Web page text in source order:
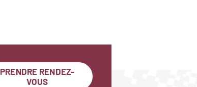
PRENDRE RENDEZ-
VOUS